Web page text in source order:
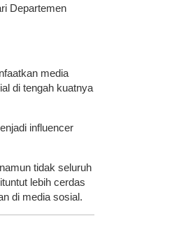
Departemen
media
di tengah kuatnya
influencer
tidak seluruh
lebih cerdas
di media sosial.